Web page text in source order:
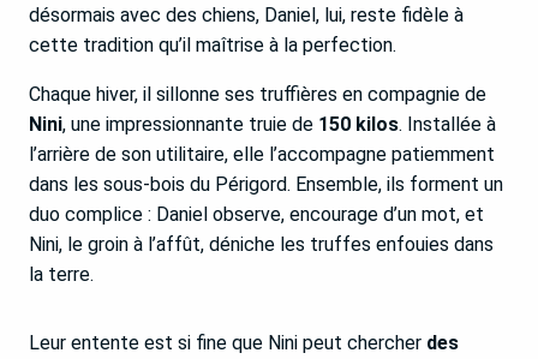
désormais avec des chiens, Daniel, lui, reste fidèle à
cette tradition qu’il maîtrise à la perfection.
Chaque hiver, il sillonne ses truffières en compagnie de
Nini, une impressionnante truie de 150 kilos. Installée à
l’arrière de son utilitaire, elle l’accompagne patiemment
dans les sous-bois du Périgord. Ensemble, ils forment un
duo complice : Daniel observe, encourage d’un mot, et
Nini, le groin à l’affût, déniche les truffes enfouies dans
la terre.
Leur entente est si fine que Nini peut chercher des